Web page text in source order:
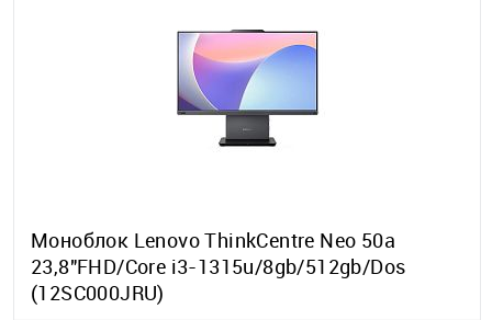
Моноблок Lenovo ThinkCentre Neo 50a
23,8"FHD/Core i3-1315u/8gb/512gb/Dos
(12SC000JRU)